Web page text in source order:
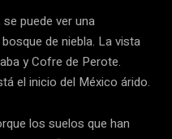
puede ver una
de niebla. La vista
y Cofre de Perote.
el inicio del México árido.
los suelos que han